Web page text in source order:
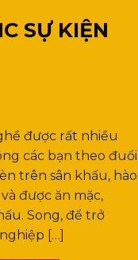
SỰ KIỆN
được rất nhiều
các bạn theo đuổi
trên sân khấu, hào
được ăn mặc,
Song, để trở
[…]